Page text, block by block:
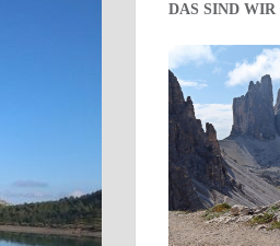
DAS SIND WIR